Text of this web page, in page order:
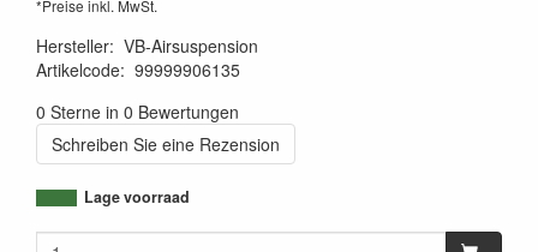
*Preise inkl. MwSt.
Hersteller: VB-Airsuspension
Artikelcode: 99999906135
0 Sterne in 0 Bewertungen
Schreiben Sie eine Rezension
Lage voorraad